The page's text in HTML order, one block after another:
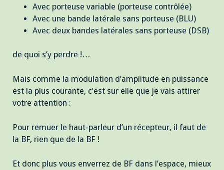
Avec porteuse variable (porteuse contrôlée)
Avec une bande latérale sans porteuse (BLU)
Avec deux bandes latérales sans porteuse (DSB)
de quoi s’y perdre !…
Mais comme la modulation d’amplitude en puissance
est la plus courante, c’est sur elle que je vais attirer
votre attention :
Pour remuer le haut-parleur d’un récepteur, il faut de
la BF, rien que de la BF !
Et donc plus vous enverrez de BF dans l’espace, mieux